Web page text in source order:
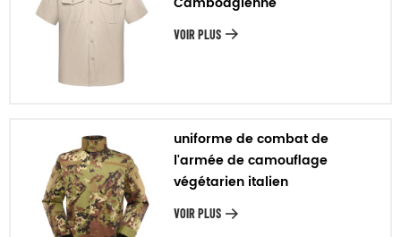
VOIR PLUS
uniforme de combat de
l'armée de camouflage
végétarien italien
VOIR PLUS